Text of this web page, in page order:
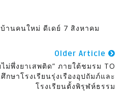
านคนใหม่ ดีเดย์ 7 สิงหาคม
Older Article
ม่พึ่งยาเสพติด” ภายใต้ชมรม TO
กษาโรงเรียนรุ่งเรืองอุปถัมภ์และ
โรงเรียนตั้งพิรุฬห์ธรรม